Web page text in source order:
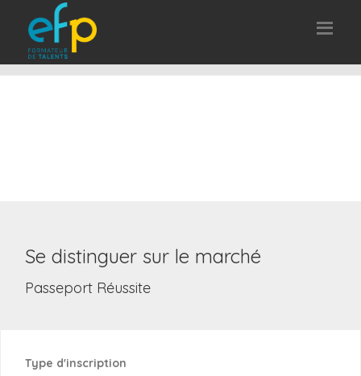
Se distinguer sur le marché
Passeport Réussite
Type d'inscription